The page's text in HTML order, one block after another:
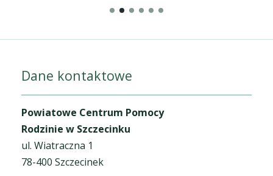
Dane kontaktowe
Powiatowe Centrum Pomocy
Rodzinie w Szczecinku
ul. Wiatraczna 1
78-400 Szczecinek